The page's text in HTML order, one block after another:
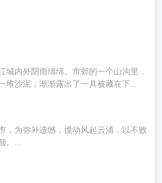
城内外阴雨绵绵。市郊的一个山沟里，
堆沙泥，渐渐露出了一具被藏在下...
，为弥补遗憾，搅动风起云涌，以不败
。...